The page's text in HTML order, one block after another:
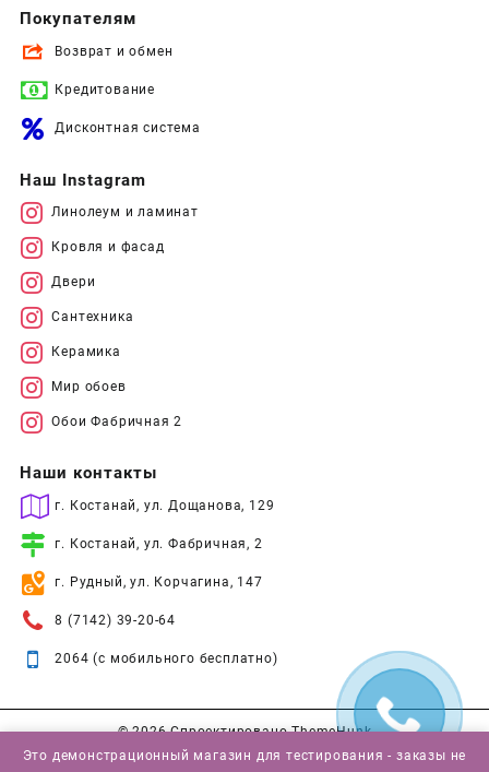
Покупателям
Возврат и обмен
Кредитование
Дисконтная система
Наш Instagram
Линолеум и ламинат
Кровля и фасад
Двери
Сантехника
Керамика
Мир обоев
Обои Фабричная 2
Наши контакты
г. Костанай, ул. Дощанова, 129
г. Костанай, ул. Фабричная, 2
г. Рудный, ул. Корчагина, 147
8 (7142) 39-20-64
2064 (с мобильного бесплатно)
© 2026Спроектировано ThemeHunk
Это демонстрационный магазин для тестирования - заказы не